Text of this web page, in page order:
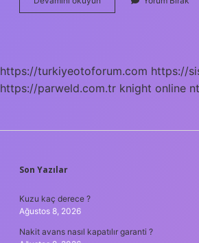
Hangi
https://turkiyeotoforum.com https://
https://parweld.com.tr knight online
SIDEBAR
Son Yazılar
Kuzu kaç derece ?
Ağustos 8, 2026
Nakit avans nasıl kapatılır garanti ?